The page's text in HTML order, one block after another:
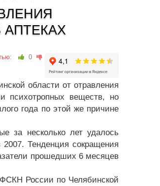
0
области от отравления
психотропных веществ, но
года по этой же причине
за несколько лет удалось
Тенденция сокращения
прошедших 6 месяцев
России по Челябинской